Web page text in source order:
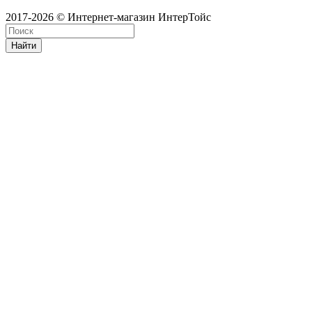
2017-2026 © Интернет-магазин ИнтерТойс
Найти